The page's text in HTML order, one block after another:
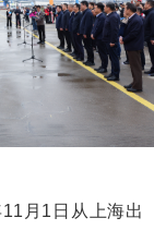
11月1日从上海出